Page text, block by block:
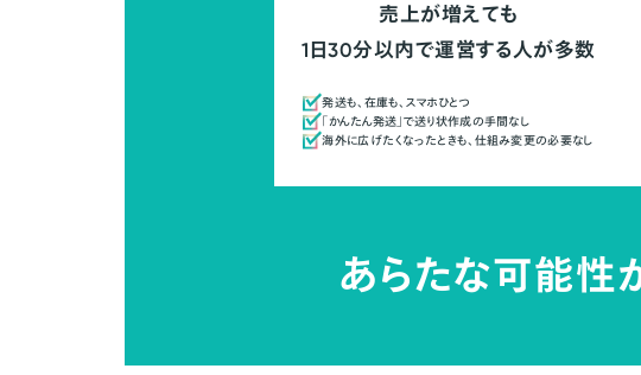
売上が増えても
1日30分以内で運営する人が多数
発送も、在庫も、スマホひとつ
「かんたん発送」で送り状作成の手間なし
海外に広げたくなったときも、仕組み変更の必要なし
あらたな可能性